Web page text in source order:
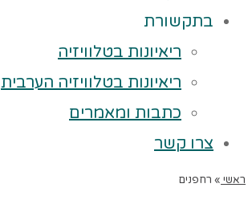
בתקשורת
ריאיונות בטלוויזיה
ריאיונות בטלוויזיה הערבית
כתבות ומאמרים
צרו קשר
ראשי » רחפנים